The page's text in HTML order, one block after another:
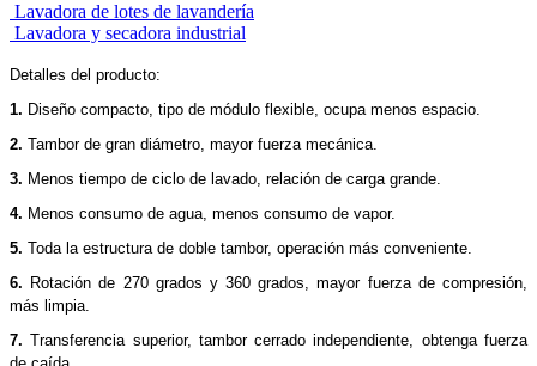
Lavadora de lotes de lavandería
Lavadora y secadora industrial
Detalles del producto:
1. Diseño compacto, tipo de módulo flexible, ocupa menos espacio.
2. Tambor de gran diámetro, mayor fuerza mecánica.
3. Menos tiempo de ciclo de lavado, relación de carga grande.
4. Menos consumo de agua, menos consumo de vapor.
5. Toda la estructura de doble tambor, operación más conveniente.
6. Rotación de 270 grados y 360 grados, mayor fuerza de compresión,
más limpia.
7. Transferencia superior, tambor cerrado independiente, obtenga fuerza